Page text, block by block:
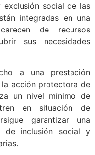
social de las
integradas en una
de recursos
sus necesidades
a una prestación
acción protectora de
un nivel mínimo de
en situación de
garantizar una
de inclusión social y